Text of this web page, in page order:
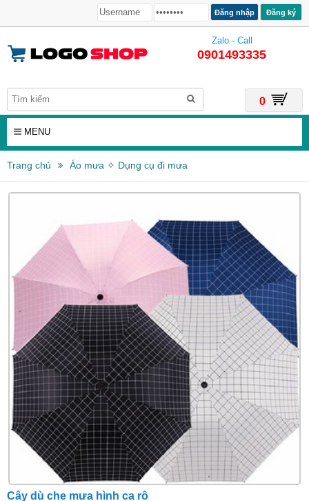
Đăng ký
Zalo - Call
0901493335
0
MENU
Trang chủ Áo mưa ✧ Dụng cụ đi mưa
Cây dù che mưa hình ca rô